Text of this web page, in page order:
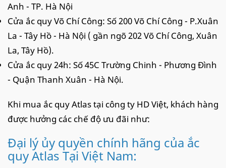
Anh - TP. Hà Nội
Cửa ắc quy Võ Chí Công: Số 200 Võ Chí Công - P.Xuân
La - Tây Hồ - Hà Nội ( gần ngõ 202 Võ Chí Công, Xuân
La, Tây Hồ).
Cửa ắc quy 24h: Số 45C Trường Chinh - Phương Đình
- Quận Thanh Xuân - Hà Nội.
Khi mua ắc quy Atlas tại công ty HD Việt, khách hàng
được hưởng các chế độ ưu đãi như:
Đại lý ủy quyền chính hãng của ắc
quy Atlas Tại Việt Nam: